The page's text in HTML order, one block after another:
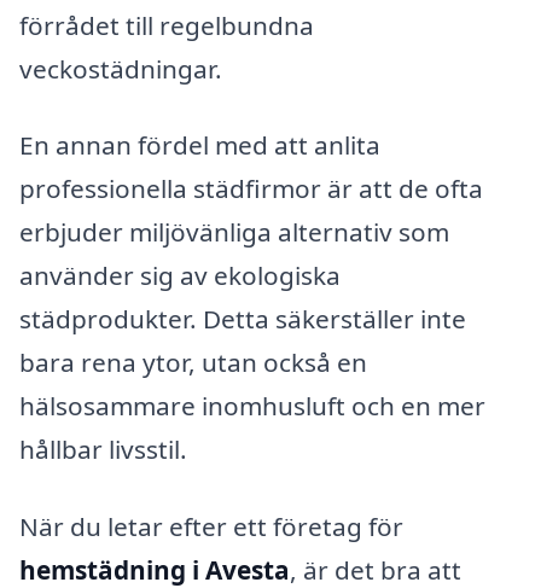
förrådet till regelbundna
veckostädningar.
En annan fördel med att anlita
professionella städfirmor är att de ofta
erbjuder miljövänliga alternativ som
använder sig av ekologiska
städprodukter. Detta säkerställer inte
bara rena ytor, utan också en
hälsosammare inomhusluft och en mer
hållbar livsstil.
När du letar efter ett företag för
hemstädning i Avesta, är det bra att